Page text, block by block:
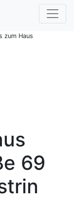
zum Haus
69